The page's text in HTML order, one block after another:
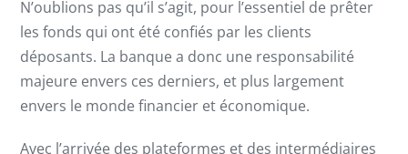
N’oublions pas qu’il s’agit, pour l’essentiel de prêter
les fonds qui ont été confiés par les clients
déposants. La banque a donc une responsabilité
majeure envers ces derniers, et plus largement
envers le monde financier et économique.
Avec l’arrivée des plateformes et des intermédiaires